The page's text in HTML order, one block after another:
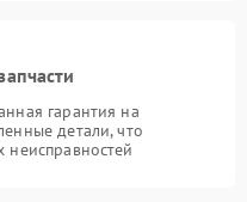
гарантия на
детали, что